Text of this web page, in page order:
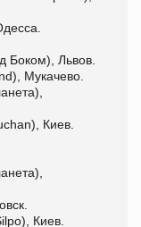
Боком), Львов.
Мукачево.
Киев.
Киев.